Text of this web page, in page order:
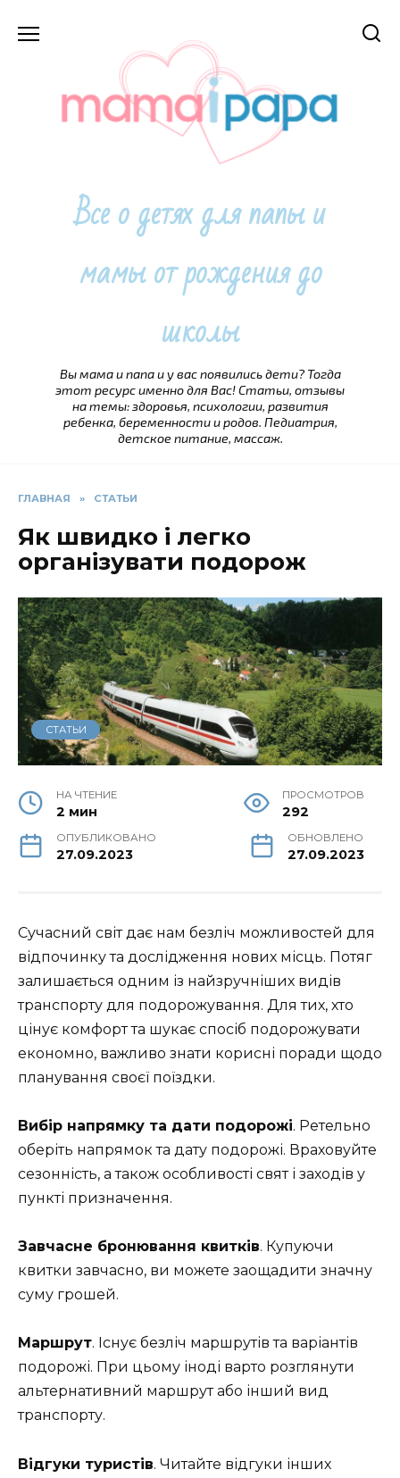
Все о детях для папы и
мамы от рождения до
школы
Вы мама и папа и у вас появились дети? Тогда
этот ресурс именно для Вас! Статьи, отзывы
на темы: здоровья, психологии, развития
ребенка, беременности и родов. Педиатрия,
детское питание, массаж.
ГЛАВНАЯ » СТАТЬИ
Як швидко і легко
організувати подорож
СТАТЬИ
НА ЧТЕНИЕ
2 мин
ПРОСМОТРОВ
292
ОПУБЛИКОВАНО
27.09.2023
ОБНОВЛЕНО
27.09.2023
Сучасний світ дає нам безліч можливостей для
відпочинку та дослідження нових місць. Потяг
залишається одним із найзручніших видів
транспорту для подорожування. Для тих, хто
цінує комфорт та шукає спосіб подорожувати
економно, важливо знати корисні поради щодо
планування своєї поїздки.
Вибір напрямку та дати подорожі. Ретельно
оберіть напрямок та дату подорожі. Враховуйте
сезонність, а також особливості свят і заходів у
пункті призначення.
Завчасне бронювання квитків. Купуючи
квитки завчасно, ви можете заощадити значну
суму грошей.
Маршрут. Існує безліч маршрутів та варіантів
подорожі. При цьому іноді варто розглянути
альтернативний маршрут або інший вид
транспорту.
Відгуки туристів. Читайте відгуки інших